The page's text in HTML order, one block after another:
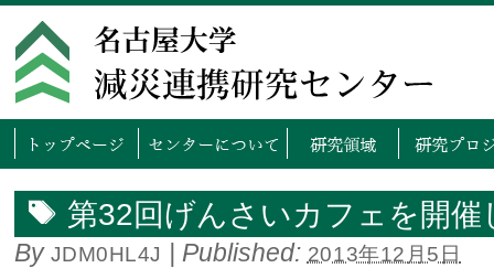
トップページ センタ
第32回げんさいカフェを開催
By JDM0HL4J | Published: 2013年12月5日